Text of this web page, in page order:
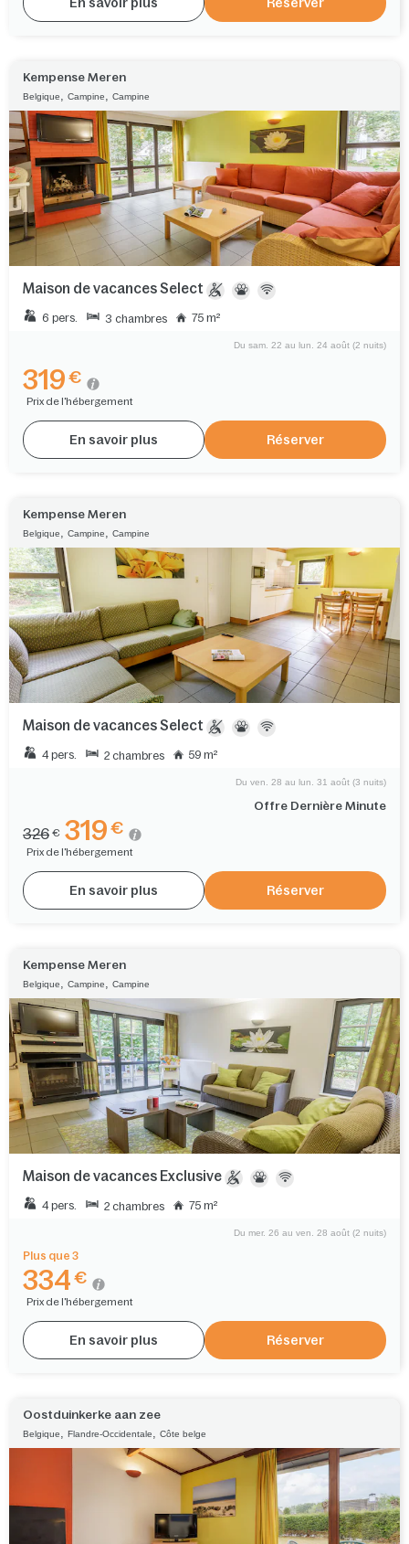
En savoir plus Réserver
Kempense Meren
Belgique, Campine, Campine
Maison de vacances Select
6 pers. 3 chambres 75 m²
Du sam. 22 au lun. 24 août (2 nuits)
319 €
Prix de l'hébergement
En savoir plus Réserver
Kempense Meren
Belgique, Campine, Campine
Maison de vacances Select
4 pers. 2 chambres 59 m²
Offre Dernière Minute
Du ven. 28 au lun. 31 août (3 nuits)
326 € 319 €
Prix de l'hébergement
En savoir plus Réserver
Kempense Meren
Belgique, Campine, Campine
Maison de vacances Exclusive
4 pers. 2 chambres 75 m²
Plus que 3
Du mer. 26 au ven. 28 août (2 nuits)
334 €
Prix de l'hébergement
En savoir plus Réserver
Oostduinkerke aan zee
Belgique, Flandre-Occidentale, Côte belge